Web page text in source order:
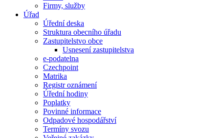
Firmy, služby
Úřad
Úřední deska
Struktura obecního úřadu
Zastupitelstvo obce
Usnesení zastupitelstva
e-podatelna
Czechpoint
Matrika
Registr oznámení
Úřední hodiny
Poplatky
Povinné informace
Odpadové hospodářství
Termíny svozu